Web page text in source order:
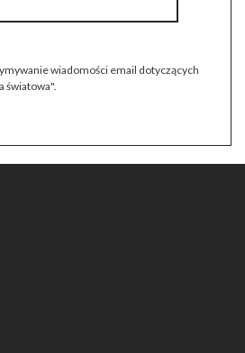
wiadomości email dotyczących
światowa".